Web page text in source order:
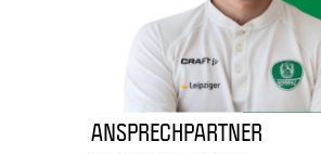
ANSPRECHPARTNER